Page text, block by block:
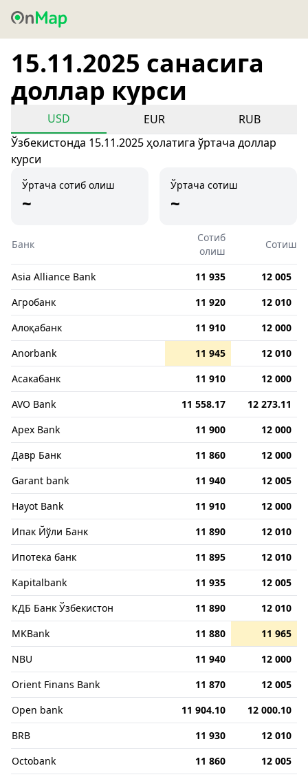
15.11.2025 санасига
доллар курси
USD EUR
RUB
Ўзбекистонда 15.11.2025 ҳолатига ўртача доллар
курси
Ўртача сотиб олиш
~
Ўртача сотиш
~
Банк
Сотиб
олиш
Сотиш
Asia Alliance Bank 11 935
12 005
Агробанк
11 920
12 010
Алоқабанк
11 910
12 000
Anorbank
11 945
12 010
Асакабанк
11 910
12 000
AVO Bank
11 558.17
12 273.11
Apex Bank
11 900
12 000
Давр Банк
11 860
12 000
Garant bank
11 940
12 005
Hayot Bank
11 910
12 000
Ипак Йўли Банк
11 890
12 010
Ипотека банк
11 895
12 010
Kapitalbank
11 935
12 005
КДБ Банк Ўзбекистон
11 890
12 010
MKBank
11 880
11 965
NBU
11 940
12 000
Orient Finans Bank
11 870
12 005
Open bank
11 904.10
12 000.10
BRB
11 930
12 010
Octobank
11 860
12 005